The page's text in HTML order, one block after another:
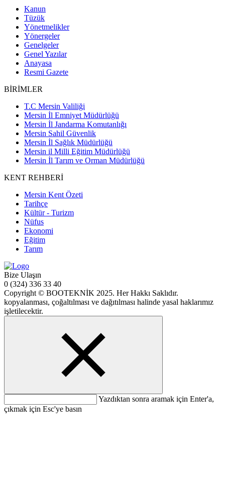
Kanun
Tüzük
Yönetmelikler
Yönergeler
Genelgeler
Genel Yazılar
Anayasa
Resmi Gazete
BİRİMLER
T.C Mersin Valiliği
Mersin İl Emniyet Müdürlüğü
Mersin İl Jandarma Komutanlığı
Mersin Sahil Güvenlik
Mersin İl Sağlık Müdürlüğü
Mersin il Milli Eğitim Müdürlüğü
Mersin İl Tarım ve Orman Müdürlüğü
KENT REHBERİ
Mersin Kent Özeti
Tarihçe
Kültür - Turizm
Nüfus
Ekonomi
Eğitim
Tarım
Bize Ulaşın
0 (324) 336 33 40
Copyright © BOOTEKNİK 2025. Her Hakkı Saklıdır.
kopyalanması, çoğaltılması ve dağıtılması halinde yasal haklarımız
işletilecektir.
Yazdıktan sonra aramak için Enter'a,
çıkmak için Esc'ye basın